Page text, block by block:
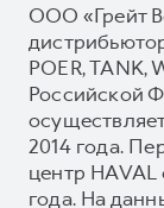
ООО «Грейт
POER, TANK,
Российской
2014 года.
центр
года. На